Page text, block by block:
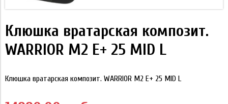
Клюшка вратарская композит.
WARRIOR M2 E+ 25 MID L
Клюшка вратарская композит. WARRIOR M2 E+ 25 MID L